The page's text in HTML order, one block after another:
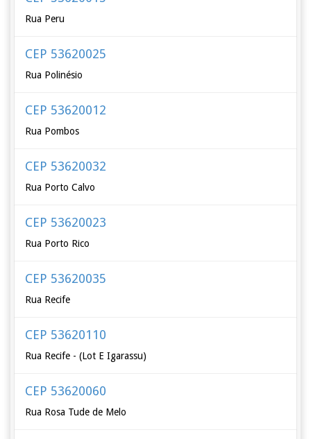
Rua Peru
CEP 53620025
Rua Polinésio
CEP 53620012
Rua Pombos
CEP 53620032
Rua Porto Calvo
CEP 53620023
Rua Porto Rico
CEP 53620035
Rua Recife
CEP 53620110
Rua Recife - (Lot E Igarassu)
CEP 53620060
Rua Rosa Tude de Melo